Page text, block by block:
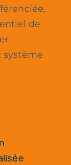
de
système